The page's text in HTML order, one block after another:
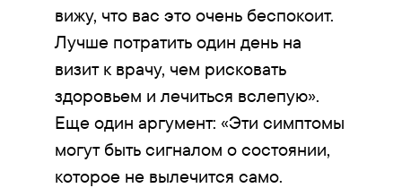
вижу, что вас это очень беспокоит.
Лучше потратить один день на
визит к врачу, чем рисковать
здоровьем и лечиться вслепую».
Еще один аргумент: «Эти симптомы
могут быть сигналом о состоянии,
которое не вылечится само.